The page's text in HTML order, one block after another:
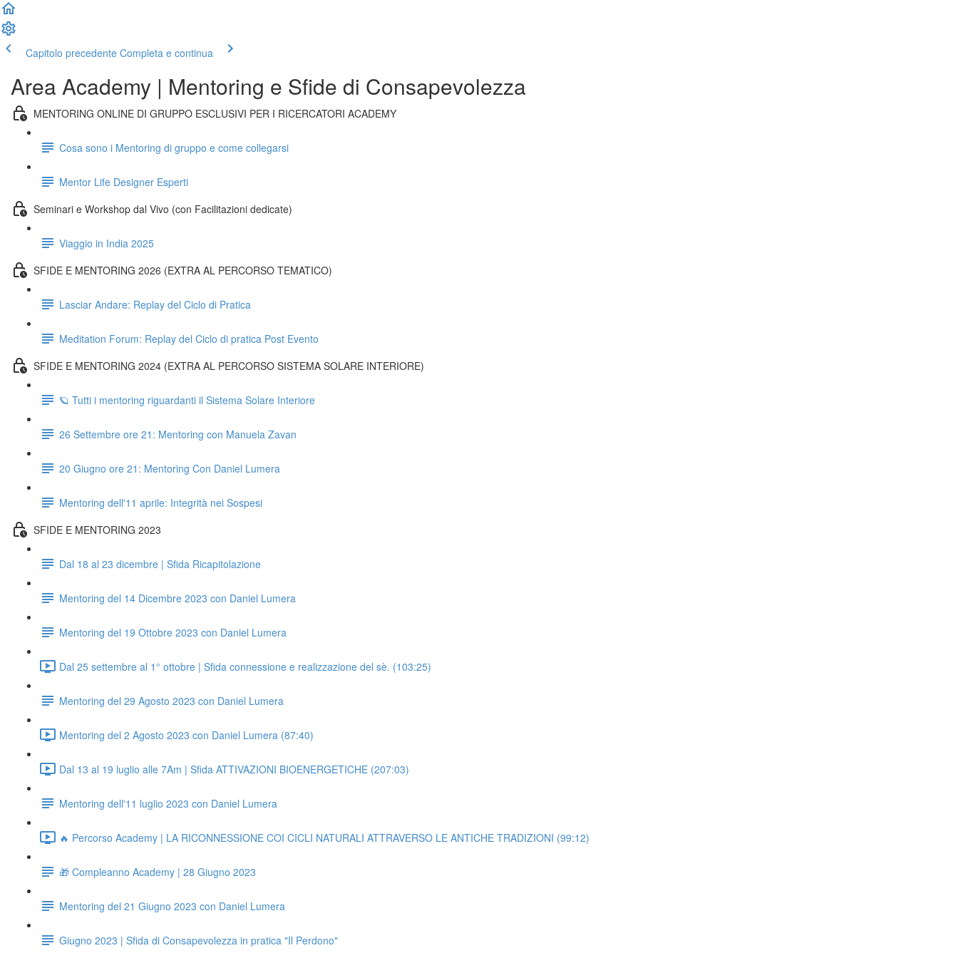
Capitolo precedente Completa e continua
Area Academy | Mentoring e Sfide di Consapevolezza
MENTORING ONLINE DI GRUPPO ESCLUSIVI PER I RICERCATORI ACADEMY
Cosa sono i Mentoring di gruppo e come collegarsi
Mentor Life Designer Esperti
Seminari e Workshop dal Vivo (con Facilitazioni dedicate)
Viaggio in India 2025
SFIDE E MENTORING 2026 (EXTRA AL PERCORSO TEMATICO)
Lasciar Andare: Replay del Ciclo di Pratica
Meditation Forum: Replay del Ciclo di pratica Post Evento
SFIDE E MENTORING 2024 (EXTRA AL PERCORSO SISTEMA SOLARE INTERIORE)
🪐 Tutti i mentoring riguardanti il Sistema Solare Interiore
26 Settembre ore 21: Mentoring con Manuela Zavan
20 Giugno ore 21: Mentoring Con Daniel Lumera
Mentoring dell'11 aprile: Integrità nei Sospesi
SFIDE E MENTORING 2023
Dal 18 al 23 dicembre | Sfida Ricapitolazione
Mentoring del 14 Dicembre 2023 con Daniel Lumera
Mentoring del 19 Ottobre 2023 con Daniel Lumera
Dal 25 settembre al 1° ottobre | Sfida connessione e realizzazione del sè. (103:25)
Mentoring del 29 Agosto 2023 con Daniel Lumera
Mentoring del 2 Agosto 2023 con Daniel Lumera (87:40)
Dal 13 al 19 luglio alle 7Am | Sfida ATTIVAZIONI BIOENERGETICHE (207:03)
Mentoring dell'11 luglio 2023 con Daniel Lumera
🔥 Percorso Academy | LA RICONNESSIONE COI CICLI NATURALI ATTRAVERSO LE ANTICHE TRADIZIONI (99:12)
🎁 Compleanno Academy | 28 Giugno 2023
Mentoring del 21 Giugno 2023 con Daniel Lumera
Giugno 2023 | Sfida di Consapevolezza in pratica "Il Perdono"